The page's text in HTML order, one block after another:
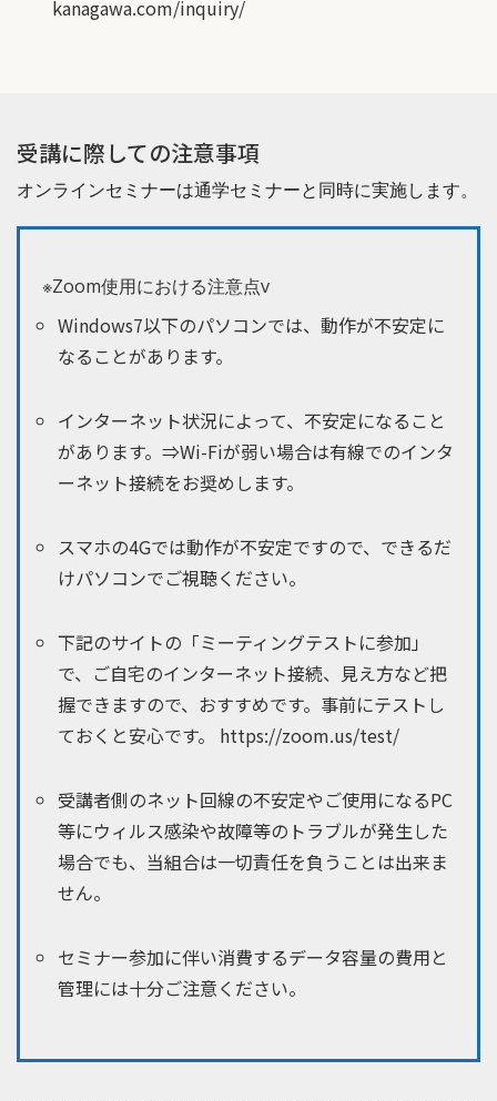
kanagawa.com/inquiry/
受講に際しての注意事項
オンラインセミナーは通学セミナーと同時に実施します。
※Zoom使用における注意点v
Windows7以下のパソコンでは、動作が不安定に
なることがあります。
インターネット状況によって、不安定になること
があります。⇒Wi-Fiが弱い場合は有線でのインタ
ーネット接続をお奨めします。
スマホの4Gでは動作が不安定ですので、できるだ
けパソコンでご視聴ください。
下記のサイトの「ミーティングテストに参加」
で、ご自宅のインターネット接続、見え方など把
握できますので、おすすめです。事前にテストし
ておくと安心です。 https://zoom.us/test/
受講者側のネット回線の不安定やご使用になるPC
等にウィルス感染や故障等のトラブルが発生した
場合でも、当組合は一切責任を負うことは出来ま
せん。
セミナー参加に伴い消費するデータ容量の費用と
管理には十分ご注意ください。